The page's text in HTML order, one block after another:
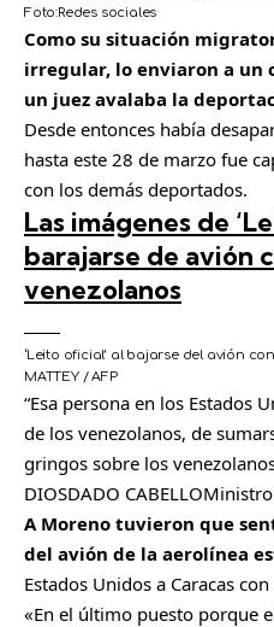
Foto:Redes sociales
Como su situación
irregular, lo enviaron a un
un juez avalaba la
Desde entonces había
hasta este 28 de marzo fue
con los demás deportados.
Las imágenes de
barajarse de avión
venezolanos
‘Leito oficial’ al bajarse del avión
MATTEY / AFP
Esa persona en los Estados
de los venezolanos, de
gringos sobre los
DIOSDADO CABELLO
A Moreno tuvieron que
del avión de la aerolínea
Estados Unidos a Caracas
«En el último puesto porque